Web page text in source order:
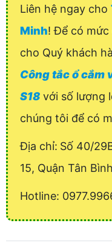
Liên hệ ngay cho
Minh! Để có
cho Quý khách
Công tắc ổ cắm
S18 với số lượng
chúng tôi để có
Địa chỉ: Số 40/
15, Quận Tân
Hotline: